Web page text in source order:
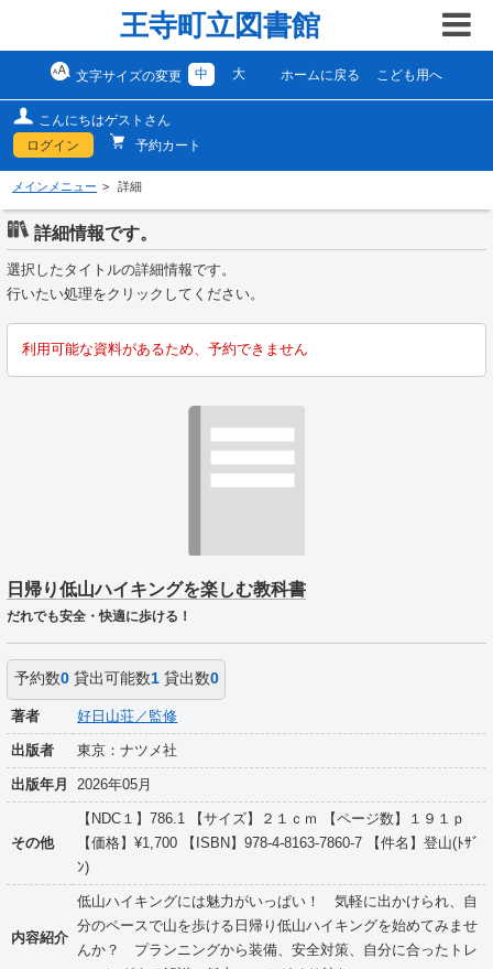
王寺町立図書館
文字サイズの変更 中 大 ホームに戻る こども用へ
こんにちはゲストさん
ログイン
予約カート
メインメニュー 詳細
詳細情報です。
選択したタイトルの詳細情報です。
行いたい処理をクリックしてください。
利用可能な資料があるため、予約できません
日帰り低山ハイキングを楽しむ教科書
だれでも安全・快適に歩ける！
予約数0貸出可能数1貸出数0
著者 好日山荘／監修
出版者 東京：ナツメ社
出版年月 2026年05月
その他
【NDC１】786.1 【サイズ】２１ｃｍ 【ページ数】１９１ｐ
【価格】¥1,700 【ISBN】978-4-8163-7860-7 【件名】登山(ﾄｻﾞ
ﾝ)
内容紹介
低山ハイキングには魅力がいっぱい！ 気軽に出かけられ、自
分のペースで山を歩ける日帰り低山ハイキングを始めてみませ
んか？ プランニングから装備、安全対策、自分に合ったトレ